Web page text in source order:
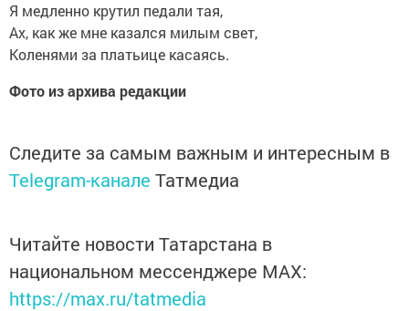
Я медленно крутил педали тая,
Ах, как же мне казался милым свет,
Коленями за платьице касаясь.
Фото из архива редакции
Следите за самым важным и интересным в
Telegram-канале Татмедиа
Читайте новости Татарстана в
национальном мессенджере MАХ:
https://max.ru/tatmedia